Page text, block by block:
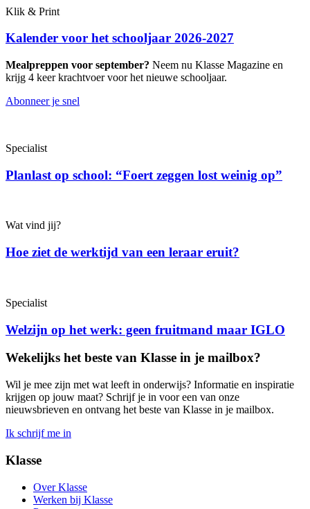
Klik & Print
Kalender voor het schooljaar 2026-2027
Mealpreppen voor september? Neem nu Klasse Magazine en
krijg 4 keer krachtvoer voor het nieuwe schooljaar.
Abonneer je snel
Specialist
Planlast op school: “Foert zeggen lost weinig op”
Wat vind jij?
Hoe ziet de werktijd van een leraar eruit?
Specialist
Welzijn op het werk: geen fruitmand maar IGLO
Wekelijks het beste van Klasse in je mailbox?
Wil je mee zijn met wat leeft in onderwijs? Informatie en inspiratie
krijgen op jouw maat? Schrijf je in voor een van onze
nieuwsbrieven en ontvang het beste van Klasse in je mailbox.
Ik schrijf me in
Klasse
Over Klasse
Werken bij Klasse